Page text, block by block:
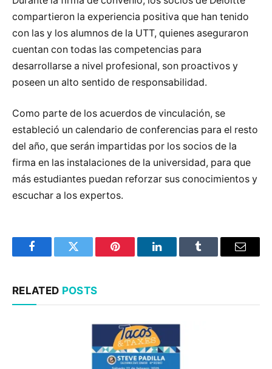
compartieron la experiencia positiva que han tenido
con las y los alumnos de la UTT, quienes aseguraron
cuentan con todas las competencias para
desarrollarse a nivel profesional, son proactivos y
poseen un alto sentido de responsabilidad.
Como parte de los acuerdos de vinculación, se
estableció un calendario de conferencias para el resto
del año, que serán impartidas por los socios de la
firma en las instalaciones de la universidad, para que
más estudiantes puedan reforzar sus conocimientos y
escuchar a los expertos.
FacebookTwitter Pinterest LinkedInTumblr Email
RELATED POSTS